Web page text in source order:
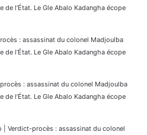
de l’État. Le Gle Abalo Kadangha écope
: assassinat du colonel Madjoulba
de l’État. Le Gle Abalo Kadangha écope
: assassinat du colonel Madjoulba
de l’État. Le Gle Abalo Kadangha écope
| Verdict-procès : assassinat du colonel